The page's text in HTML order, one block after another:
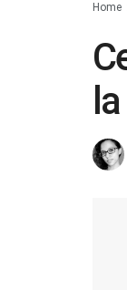
Home